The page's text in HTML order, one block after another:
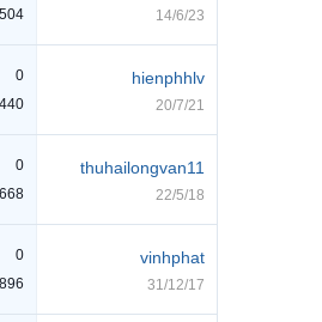
504 14/6/23
0
440
hienphhlv
20/7/21
0
668
thuhailongvan11
22/5/18
0
896
vinhphat
31/12/17